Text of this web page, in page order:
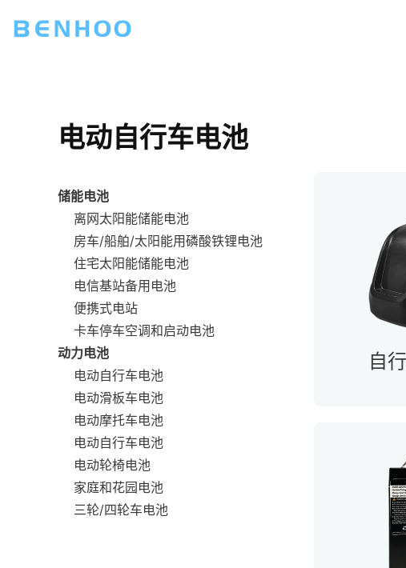
电动自行车电池
储能电池
离网太阳能储能电池
房车/船舶/太阳能用磷酸铁锂电池
住宅太阳能储能电池
电信基站备用电池
便携式电站
卡车停车空调和启动电池
动力电池
电动自行车电池
电动滑板车电池
电动摩托车电池
电动自行车电池
电动轮椅电池
家庭和花园电池
三轮/四轮车电池
自